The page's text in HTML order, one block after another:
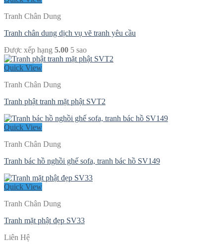
Tranh Chân Dung
Tranh chân dung dịch vụ vẽ tranh yêu cầu
Được xếp hạng 5.00 5 sao
Quick View
Tranh Chân Dung
Tranh phật tranh mặt phật SVT2
Quick View
Tranh Chân Dung
Tranh bác hồ nghồi ghế sofa, tranh bác hồ SV149
Quick View
Tranh Chân Dung
Tranh mặt phật đẹp SV33
Liên Hệ